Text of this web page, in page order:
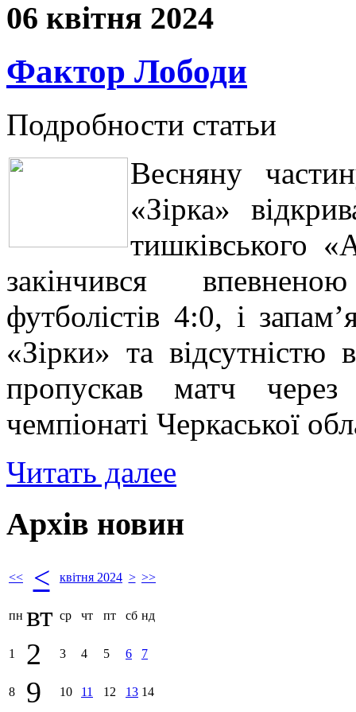
06 квітня 2024
Фактор Лободи
Подробности статьи
Весняну
«Зірка»
тишківського
закінчився
футболістів 4:0, і
«Зірки» та
пропускав матч через
чемпіонаті Черкаської
Читать далее
Архів новин
<< < квітня 2024 > >>
пн вт ср чт пт сб нд
1 2 3 4 5 6 7
8 9 10 11 12 13 14